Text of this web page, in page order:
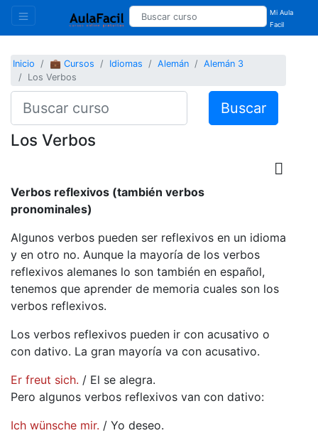
Mi Aula
Facil
Inicio 💼 Cursos Idiomas Alemán
Alemán 3
Los Verbos
Buscar
Los Verbos
Verbos reflexivos (también verbos
pronominales)
Algunos verbos pueden ser reflexivos en un idioma
y en otro no. Aunque la mayoría de los verbos
reflexivos alemanes lo son también en español,
tenemos que aprender de memoria cuales son los
verbos reflexivos.
Los verbos reflexivos pueden ir con acusativo o
con dativo. La gran mayoría va con acusativo.
Er freut sich. / El se alegra.
Pero algunos verbos reflexivos van con dativo:
Ich wünsche mir. / Yo deseo.